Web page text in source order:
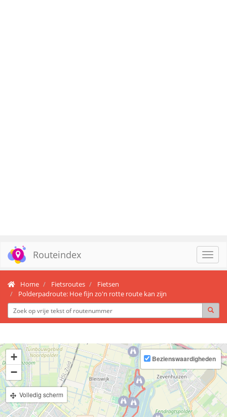
Routeindex
Home Fietsroutes
Fietsen
Polderpadroute: Hoe fijn zo'n rotte route kan zijn
+
−
Volledig scherm
Bezienswaardigheden